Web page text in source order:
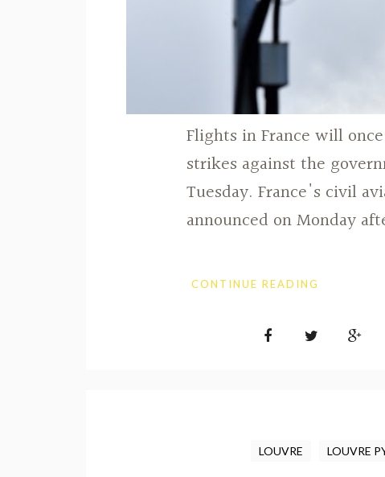
Flights in France will
strikes against the
Tuesday. France's civil
announced on Monday
CONTINUE READING
LOUVRE LOUVRE